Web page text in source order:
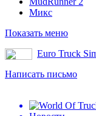
Микс
Показать меню
Euro Truck
Написать письмо